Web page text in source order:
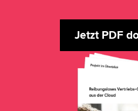
Jetzt PDF